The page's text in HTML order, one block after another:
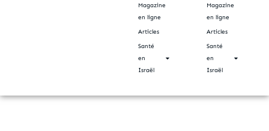
Magazine
en ligne
Articles
Santé
en
Israël
Magazine
en ligne
Articles
Santé
en
Israël